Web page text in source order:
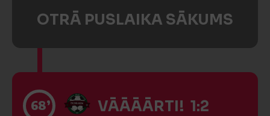
OTRĀ PUSLAIKA SĀKUMS
68’ VĀĀĀĀRTI! 1:2